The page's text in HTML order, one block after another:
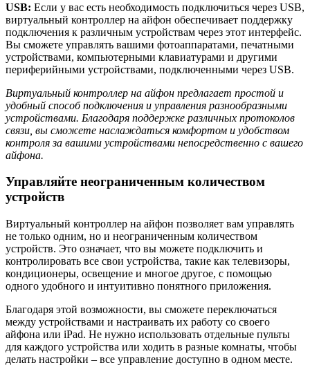
USB: Если у вас есть необходимость подключиться через USB,
виртуальный контроллер на айфон обеспечивает поддержку
подключения к различным устройствам через этот интерфейс.
Вы сможете управлять вашими фотоаппаратами, печатными
устройствами, компьютерными клавиатурами и другими
периферийными устройствами, подключенными через USB.
Виртуальный контроллер на айфон предлагает простой и
удобный способ подключения и управления разнообразными
устройствами. Благодаря поддержке различных протоколов
связи, вы сможете наслаждаться комфортом и удобством
контроля за вашими устройствами непосредственно с вашего
айфона.
Управляйте неограниченным количеством
устройств
Виртуальный контроллер на айфон позволяет вам управлять
не только одним, но и неограниченным количеством
устройств. Это означает, что вы можете подключить и
контролировать все свои устройства, такие как телевизоры,
кондиционеры, освещение и многое другое, с помощью
одного удобного и интуитивно понятного приложения.
Благодаря этой возможности, вы сможете переключаться
между устройствами и настраивать их работу со своего
айфона или iPad. Не нужно использовать отдельные пульты
для каждого устройства или ходить в разные комнаты, чтобы
делать настройки – все управление доступно в одном месте.